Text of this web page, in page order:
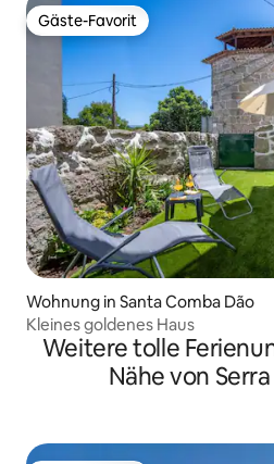
Gäste-Favorit
Gäste-Favorit
Wohnung in Santa Comba Dão
Kleines goldenes Haus
Weitere tolle
Nähe von